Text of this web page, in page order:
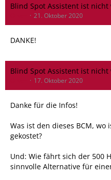
Blind Spot Assistent ist
21. Oktober 2020
DANKE!
Blind Spot Assistent ist
17. Oktober 2020
Danke für die Infos!
Was ist den dieses BCM,
gekostet?
Und: Wie fährt sich der 500
sinnvolle Alternative für